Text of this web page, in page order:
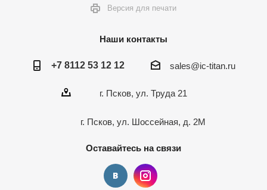
Версия для печати
Наши контакты
+7 8112 53 12 12 sales@ic-titan.ru
г. Псков, ул. Труда 21
г. Псков, ул. Шоссейная, д. 2М
Оставайтесь на связи